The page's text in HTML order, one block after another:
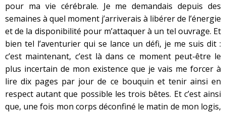
pour ma vie cérébrale. Je me demandais depuis des
semaines à quel moment j’arriverais à libérer de l’énergie
et de la disponibilité pour m’attaquer à un tel ouvrage. Et
bien tel l’aventurier qui se lance un défi, je me suis dit :
c’est maintenant, c’est là dans ce moment peut-être le
plus incertain de mon existence que je vais me forcer à
lire dix pages par jour de ce bouquin et tenir ainsi en
respect autant que possible les trois bêtes. Et c’est ainsi
que, une fois mon corps déconfiné le matin de mon logis,